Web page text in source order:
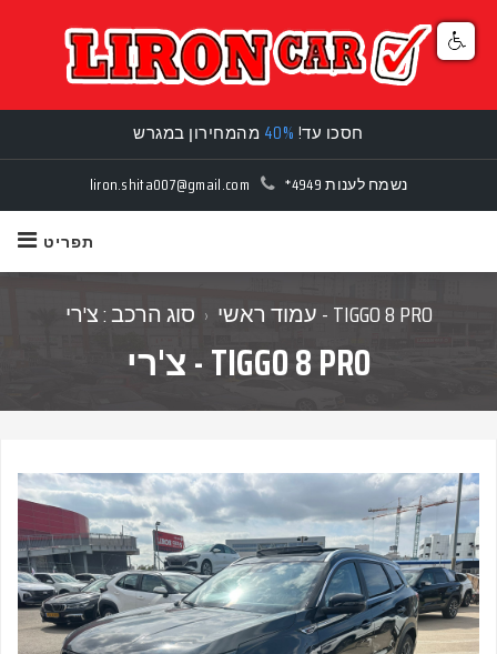
התכוננו אביב לוהט -חודשיםחמים בסוכנות
חסכו עד!40%מהמחירון במגרש
liron.shita007@gmail.com *4949נשמח לענות
תפריט
עמוד ראשי › סוג הרכב : צ'רי - TIGGO 8 PRO
צ'רי - TIGGO 8 PRO